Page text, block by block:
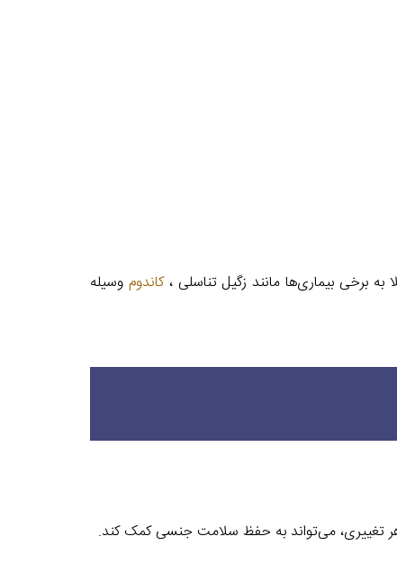
به برخی بیماری‌ها مانند زگیل تناسلی ،کاندوم وسیله
تغییری، می‌تواند به حفظ سلامت جنسی کمک کند.